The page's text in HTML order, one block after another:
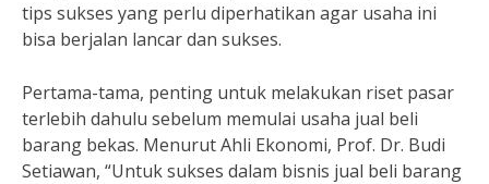
tips sukses yang perlu diperhatikan agar usaha ini
bisa berjalan lancar dan sukses.
Pertama-tama, penting untuk melakukan riset pasar
terlebih dahulu sebelum memulai usaha jual beli
barang bekas. Menurut Ahli Ekonomi, Prof. Dr. Budi
Setiawan, “Untuk sukses dalam bisnis jual beli barang